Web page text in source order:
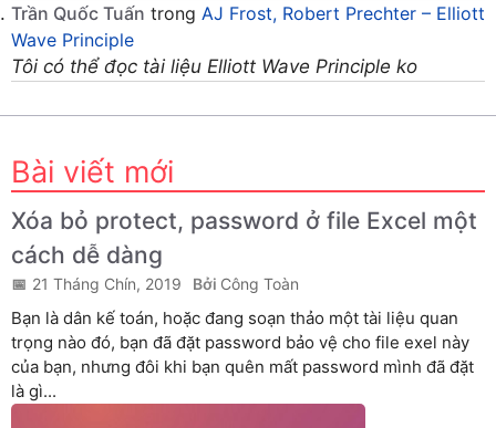
Trần Quốc Tuấn trong AJ Frost, Robert Prechter – Elliott
Wave Principle
Tôi có thể đọc tài liệu Elliott Wave Principle ko
Bài viết mới
Xóa bỏ protect, password ở file Excel một
cách dễ dàng
21 Tháng Chín, 2019 Công Toàn
Bạn là dân kế toán, hoặc đang soạn thảo một tài liệu quan
trọng nào đó, bạn đã đặt password bảo vệ cho file exel này
của bạn, nhưng đôi khi bạn quên mất password mình đã đặt
là gì...